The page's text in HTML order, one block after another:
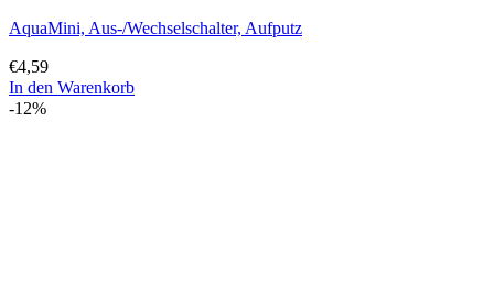
AquaMini, Aus-/Wechselschalter, Aufputz
€4,59
In den Warenkorb
-12%